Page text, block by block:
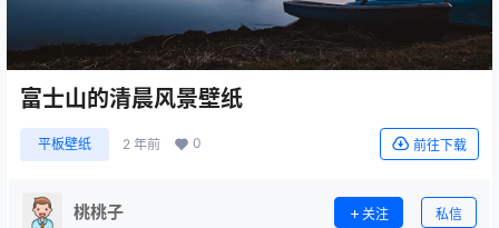
富士山的清晨风景壁纸
平板壁纸 2 年前 0 前往下载
桃桃子 关注 私信